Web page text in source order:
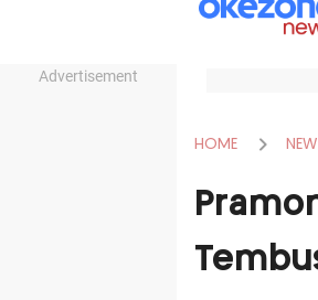
Advertisement
HOME